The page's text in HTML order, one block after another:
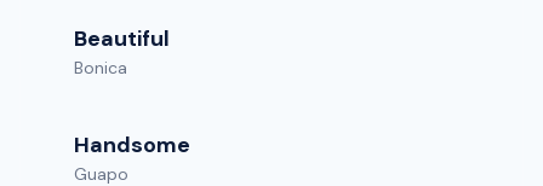
Beautiful
Bonica
Handsome
Guapo